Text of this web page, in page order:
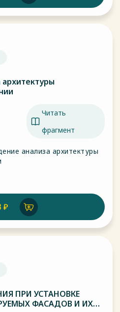
Читать
фрагмент
анализа архитектуры
₽
ПРИ УСТАНОВКЕ
ФАСАДОВ И ИХ